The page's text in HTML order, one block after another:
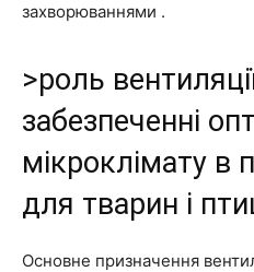
захворюваннями .
>роль
забезпеченні
мікроклімату в
для тварин і
Основне призначення